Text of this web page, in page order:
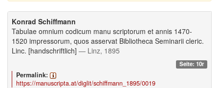
Konrad Schiffmann
Tabulae omnium codicum manu scriptorum et annis 1470-
1520 impressorum, quos asservat Bibliotheca Seminarii cleric.
Linc. [handschriftlich] — Linz, 1895
Seite: 10r
Permalink:
https://manuscripta.at/diglit/schiffmann_1895/0019